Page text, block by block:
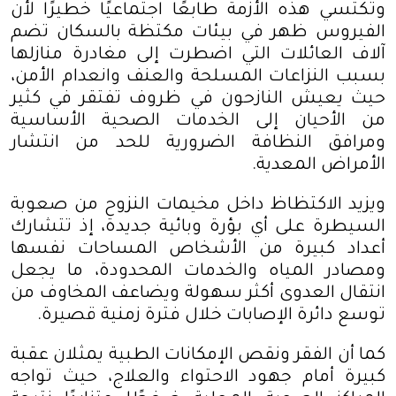
وتكتسي هذه الأزمة طابعًا اجتماعيًا خطيرًا لأن
الفيروس ظهر في بيئات مكتظة بالسكان تضم
آلاف العائلات التي اضطرت إلى مغادرة منازلها
بسبب النزاعات المسلحة والعنف وانعدام الأمن،
حيث يعيش النازحون في ظروف تفتقر في كثير
من الأحيان إلى الخدمات الصحية الأساسية
ومرافق النظافة الضرورية للحد من انتشار
الأمراض المعدية.
ويزيد الاكتظاظ داخل مخيمات النزوح من صعوبة
السيطرة على أي بؤرة وبائية جديدة، إذ تتشارك
أعداد كبيرة من الأشخاص المساحات نفسها
ومصادر المياه والخدمات المحدودة، ما يجعل
انتقال العدوى أكثر سهولة ويضاعف المخاوف من
توسع دائرة الإصابات خلال فترة زمنية قصيرة.
كما أن الفقر ونقص الإمكانات الطبية يمثلان عقبة
كبيرة أمام جهود الاحتواء والعلاج، حيث تواجه